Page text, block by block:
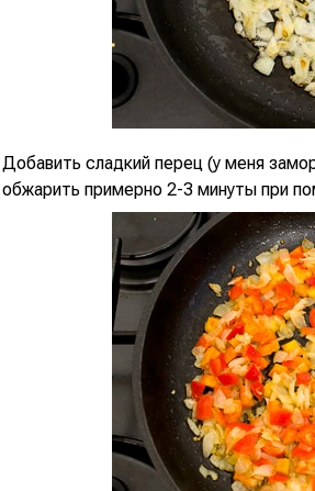
Добавить сладкий перец (у меня
обжарить примерно 2-3 минуты при